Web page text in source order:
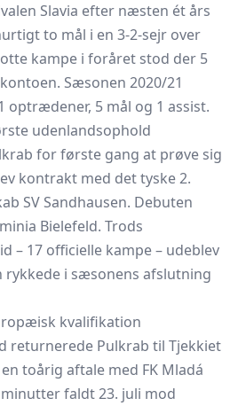
Slavia efter næsten ét års
to mål i en 3-2-sejr over
kampe i foråret stod der 5
Sæsonen 2020/21
5 mål og 1 assist.
udenlandsophold
for første gang at prøve sig
kontrakt med det tyske 2.
SV Sandhausen. Debuten
Bielefeld. Trods
– 17 officielle kampe – udeblev
rykkede i sæsonens afslutning
kvalifikation
returnerede Pulkrab til Tjekkiet
toårig aftale med FK Mladá
faldt 23. juli mod